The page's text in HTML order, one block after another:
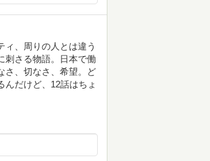
、周りの人とは違う
刺さる物語。日本で働
さ、切なさ、希望。ど
だけど、12話はちょ